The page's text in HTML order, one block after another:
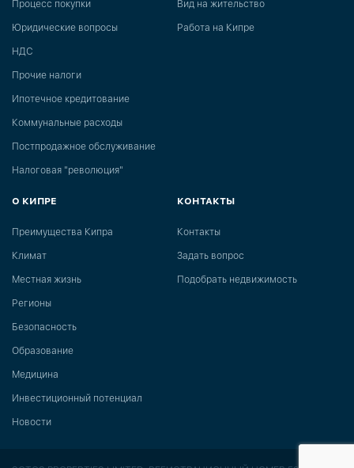
Процесс покупки
Юридические вопросы
НДС
Прочие налоги
Ипотечное кредитование
Коммунальные расходы
Постпродажное обслуживание
Налоговая "революция"
Вид на жительство
Работа на Кипре
О КИПРЕ
Преимущества Кипра
Климат
Местная жизнь
Регионы
Безопасность
Образование
Медицина
Инвестиционный потенциал
Новости
КОНТАКТЫ
Контакты
Задать вопрос
Подобрать недвижимость